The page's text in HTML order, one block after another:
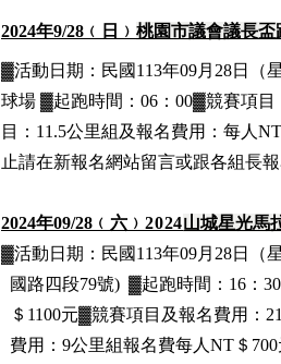
2024年9/28 ﹙日﹚ 桃園市議會議長盃
▓活動日期： 民國113年09月28日
（
球場 ▓起跑時間：06：00▓競賽項目
目：11.5公里組 及報名費用 ： 每人
止請在新報名網站留言或跟各組長
2024年09/28 ﹙六﹚ 2024山城星光馬
▓活動日期： 民國113年09月28日
（
國路四段79號) ▓起跑時間：16：
＄1100元▓競賽項目 及報名費用 ：
費用 ：9公里組報名費每人NT＄